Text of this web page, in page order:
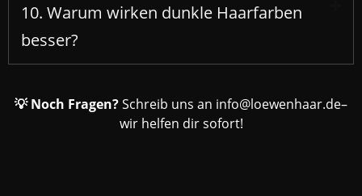
10. Warum wirken dunkle Haarfarben
besser?
💡 Noch Fragen?Schreib uns an info@loewenhaar.de–
wir helfen dir sofort!